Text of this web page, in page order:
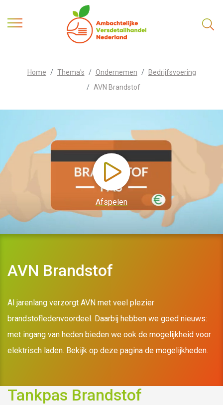
Home Thema's Ondernemen
Bedrijfsvoering
AVN Brandstof
Afspelen
AVN Brandstof
Al jarenlang verzorgt AVN met veel plezier
brandstofledenvoordeel. Daarbij hebben we goed nieuws:
met ingang van heden bieden we ook de mogelijkheid voor
elektrisch laden. Bekijk op deze pagina de mogelijkheden.
Tankpas Brandstof